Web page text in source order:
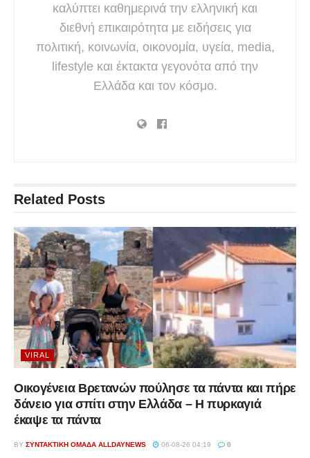
καλύπτει καθημερινά την ελληνική και
διεθνή επικαιρότητα με ειδήσεις για
πολιτική, κοινωνία, οικονομία, υγεία, media,
lifestyle και έκτακτα γεγονότα από την
Ελλάδα και τον κόσμο.
Related Posts
VIRAL
Οικογένεια Βρετανών πούλησε τα πάντα και πήρε
δάνειο για σπίτι στην Ελλάδα – Η πυρκαγιά
έκαψε τα πάντα
BY ΣΥΝΤΑΚΤΙΚΉ ΟΜΆΔΑ ALLDAYNEWS 06-08-26 04:19 0